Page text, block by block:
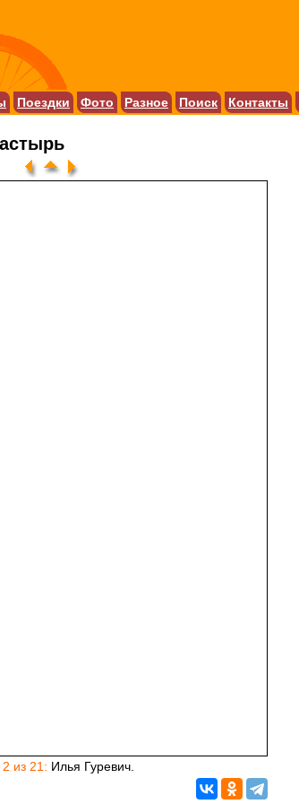
Поездки Фото Разное Поиск Контакты
из 21: Илья Гуревич.